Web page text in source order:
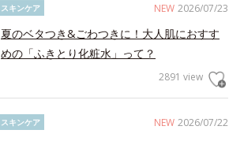
NEW 2026/07/23
スキンケア
夏のベタつき&ごわつきに！大人肌におすす
めの「ふきとり化粧水」って？
2891 view
NEW 2026/07/22
スキンケア